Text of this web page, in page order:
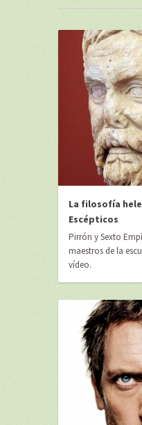
La filosofía
Escépticos
Pirrón y Sexto
maestros de la
vídeo.